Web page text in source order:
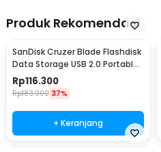
Produk Rekomendasi
SanDisk Cruzer Blade Flashdisk
Data Storage USB 2.0 Portable
16GB - SDCZ50
Rp116.300
Rp183.900 37%
+ Keranjang